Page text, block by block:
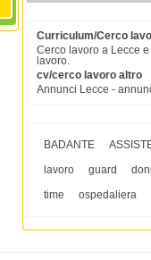
Curriculum/Cerco
Cerco lavoro a Lecce
lavoro.
cv/cerco lavoro altro
Annunci Lecce -
BADANTE
lavoro
guard
time
ospedaliera